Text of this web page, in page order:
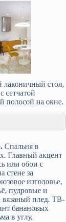
стол,
сетчатой
полосой на окне.
Спальня в
Главный акцент
или обои с
стене за
изголовье,
пудровые и
плед. ТВ-
банановых
в углу,